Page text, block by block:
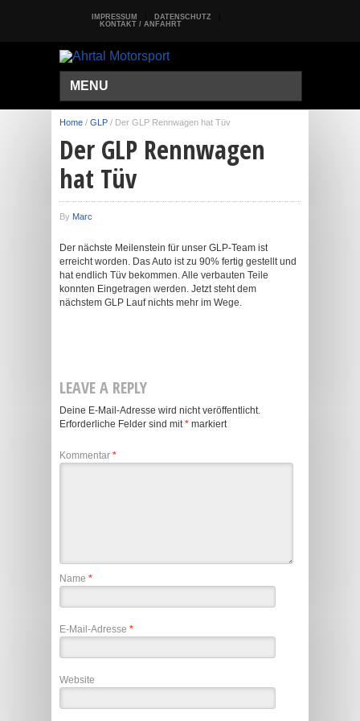
IMPRESSUM
DATENSCHUTZ
KONTAKT / ANFAHRT
MENU
Home / GLP / Der GLP Rennwagen hat Tüv
Der GLP Rennwagen
hat Tüv
By Marc
Der nächste Meilenstein für unser GLP-Team ist
erreicht worden. Das Auto ist zu 90% fertig gestellt und
hat endlich Tüv bekommen. Alle verbauten Teile
konnten Eingetragen werden. Jetzt steht dem
nächstem GLP Lauf nichts mehr im Wege.
LEAVE A REPLY
Deine E-Mail-Adresse wird nicht veröffentlicht.
Erforderliche Felder sind mit* markiert
Kommentar *
Name *
E-Mail-Adresse *
Website